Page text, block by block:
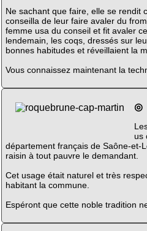
Ne sachant que faire, elle se rendit
conseilla de leur faire avaler du
femme usa du conseil et fit avaler
lendemain, les coqs, dressés sur
bonnes habitudes et réveillaient la
Vous connaissez maintenant la
◎
us
département français de Saône-et-
raisin à tout pauvre le demandant.
Cet usage était naturel et très
habitant la commune.
Espéront que cette noble tradition